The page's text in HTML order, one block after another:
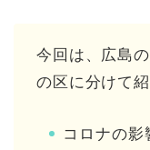
今回は、広島
の区に分けて紹
コロナの影